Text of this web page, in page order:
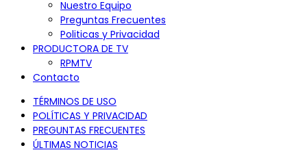
Nuestro Equipo
Preguntas Frecuentes
Politicas y Privacidad
PRODUCTORA DE TV
RPMTV
Contacto
TÉRMINOS DE USO
POLÍTICAS Y PRIVACIDAD
PREGUNTAS FRECUENTES
ÚLTIMAS NOTICIAS